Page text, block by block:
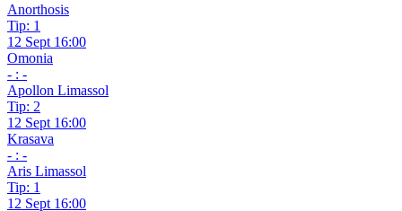
Anorthosis
Tip: 1
12 Sept 16:00
Omonia
- : -
Apollon Limassol
Tip: 2
12 Sept 16:00
Krasava
- : -
Aris Limassol
Tip: 1
12 Sept 16:00